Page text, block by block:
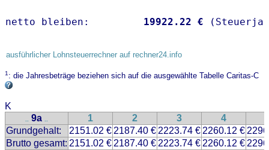
netto bleiben: 19922.22 €
ausführlicher Lohnsteuerrechner auf rechner24.info
1: die Jahresbeträge beziehen sich auf die ausgewählte Tabelle Caritas-C
K
.. 9a .. 1 2 3 4
Grundgehalt:
2151.02 € 2187.40 € 2223.74 € 2260.12 €
Brutto gesamt: 2151.02 € 2187.40 € 2223.74 € 2260.12 €